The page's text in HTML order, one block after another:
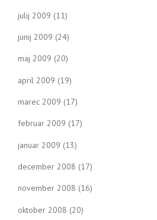
julij 2009 (11)
junij 2009 (24)
maj 2009 (20)
april 2009 (19)
marec 2009 (17)
februar 2009 (17)
januar 2009 (13)
december 2008 (17)
november 2008 (16)
oktober 2008 (20)